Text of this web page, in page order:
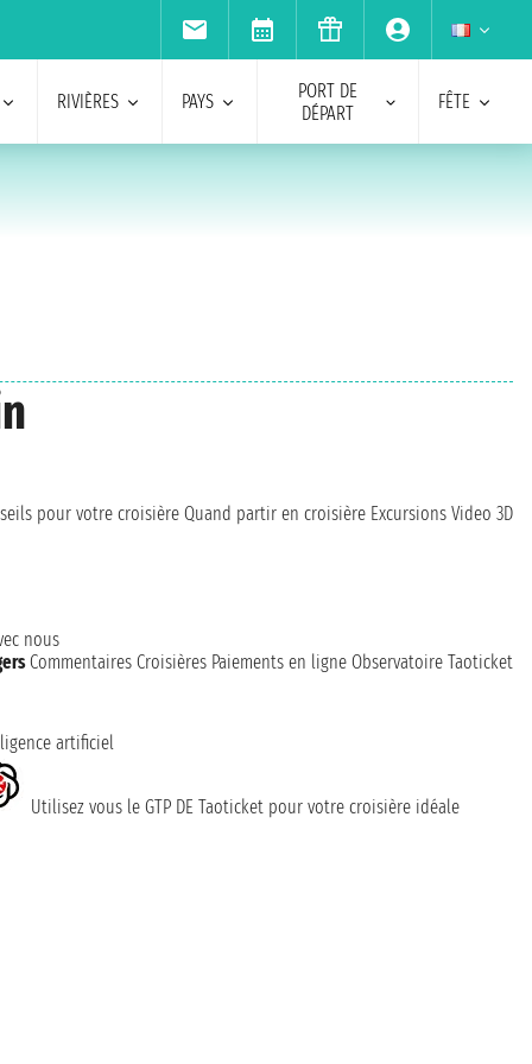
RIVIÈRES PAYS
PORT DE
DÉPART
FÊTE
pour votre croisière Quand partir en croisière Excursions Video 3D
nous
Commentaires Croisières Paiements en ligne Observatoire Taoticket
artificiel
Utilisez vous le GTP DE Taoticket pour votre croisière idéale